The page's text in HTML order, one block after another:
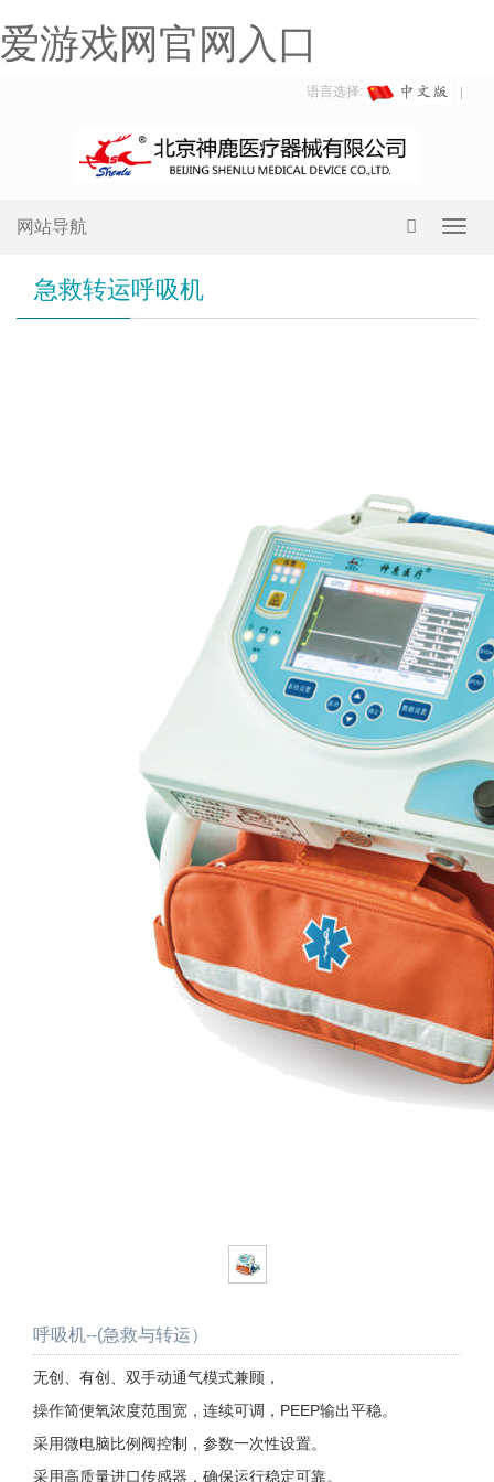
爱游戏网官网入口
语言选择:
网站导航
急救转运呼吸机
呼吸机--(急救与转运）
无创、有创、双手动通气模式兼顾，
操作简便氧浓度范围宽，连续可调，PEEP输出平稳。
采用微电脑比例阀控制，参数一次性设置。
采用高质量进口传感器，确保运行稳定可靠。